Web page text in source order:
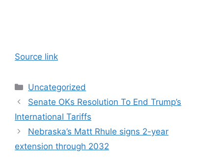
Source link
Categories
Uncategorized
Senate OKs Resolution To End Trump’s
International Tariffs
Nebraska’s Matt Rhule signs 2-year
extension through 2032